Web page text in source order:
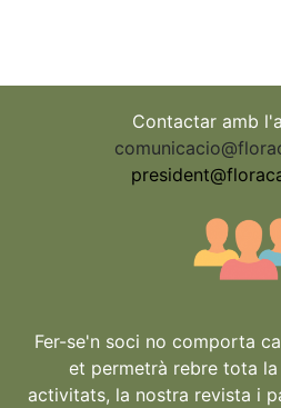
Contactar amb
Fer-se'n soci no comporta
et permetrà rebre tota
activitats, la nostra revista i